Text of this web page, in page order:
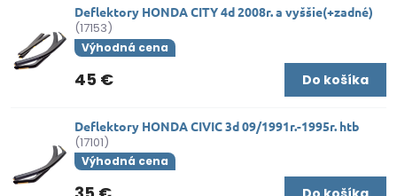
Deflektory HONDA CITY 4d 2008r. a vyššie(+zadné)
(17153)
Výhodná cena
45 € Do košíka
Deflektory HONDA CIVIC 3d 09/1991r.-1995r. htb
(17101)
Výhodná cena